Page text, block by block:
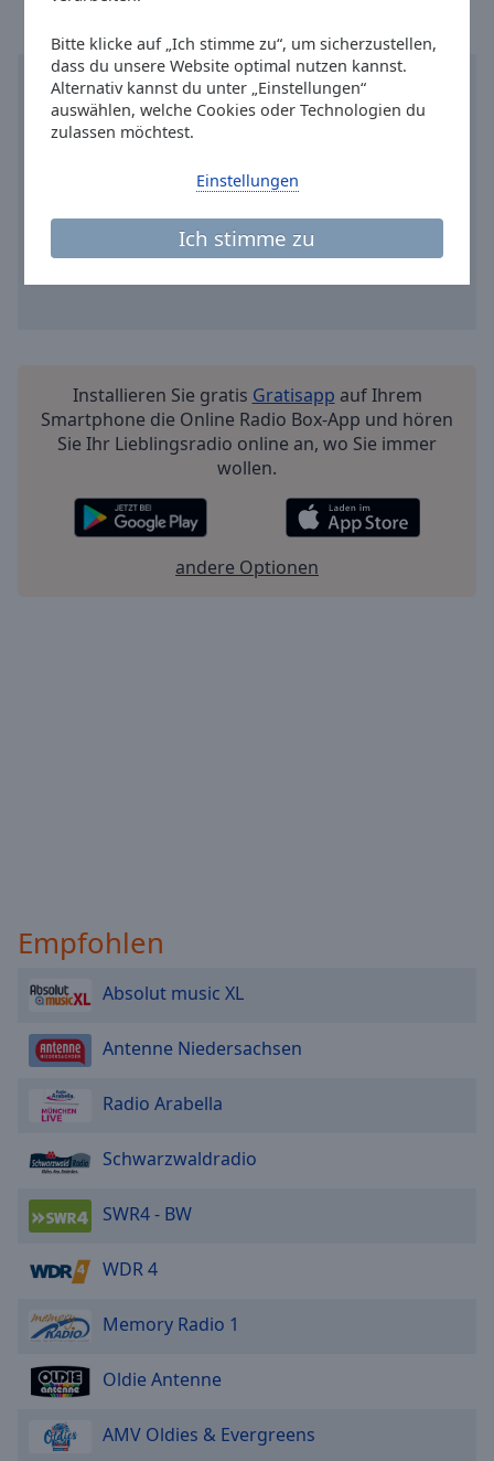
Bitte klicke auf „Ich stimme zu“, um sicherzustellen,
dass du unsere Website optimal nutzen kannst.
Alternativ kannst du unter „Einstellungen“
auswählen, welche Cookies oder Technologien du
zulassen möchtest.
Ich stimme zu
Einstellungen
Installieren Sie gratis Gratisapp auf Ihrem
Smartphone die Online Radio Box-App und hören
Sie Ihr Lieblingsradio online an, wo Sie immer
wollen.
andere Optionen
Empfohlen
Absolut music XL
Antenne Niedersachsen
Radio Arabella
Schwarzwaldradio
SWR4 - BW
WDR 4
Memory Radio 1
Oldie Antenne
AMV Oldies & Evergreens